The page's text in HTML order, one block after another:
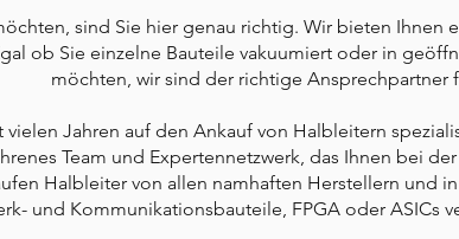
sind Sie hier genau richtig. Wir bieten Ihnen
ob Sie einzelne Bauteile vakuumiert oder in
möchten, wir sind der richtige Ansprechpartner
vielen Jahren auf den Ankauf von Halbleitern
Team und Expertennetzwerk, das Ihnen bei
Halbleiter von allen namhaften Herstellern und in
und Kommunikationsbauteile, FPGA oder ASICs